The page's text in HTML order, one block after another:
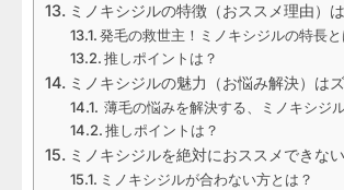
ミノキシジルの特徴（おススメ理由）
発毛の救世主！ミノキシジルの特長と
推しポイントは？
ミノキシジルの魅力（お悩み解決）はズ
薄毛の悩みを解決する、ミノキシジ
推しポイントは？
ミノキシジルを絶対におススメできな
ミノキシジルが合わない方とは？